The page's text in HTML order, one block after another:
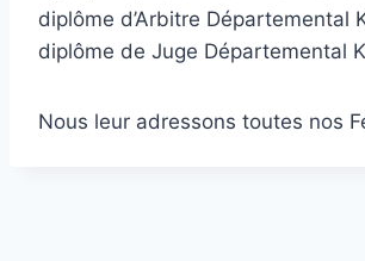
diplôme d’Arbitre Départemental
diplôme de Juge Départemental
Nous leur adressons toutes nos